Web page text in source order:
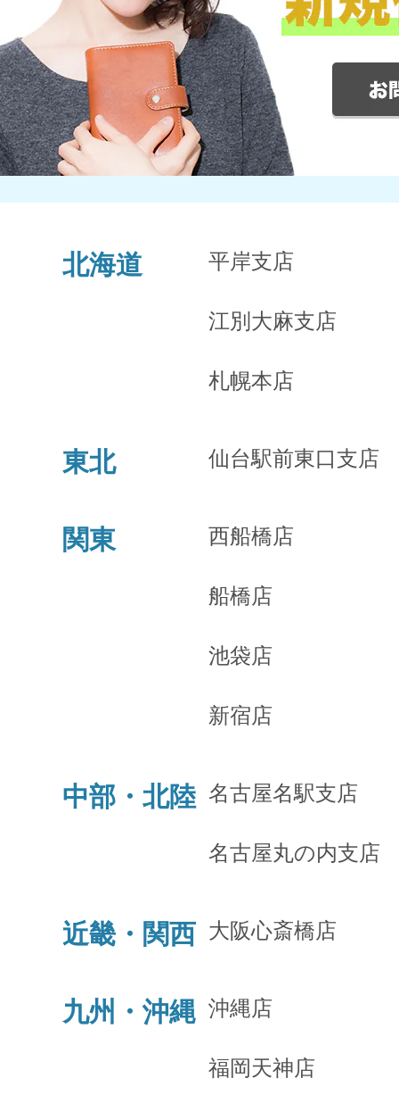
北海道 平岸支店
江別大麻支店
札幌本店
東北 仙台駅前東口支店
関東 西船橋店
船橋店
池袋店
新宿店
中部・北陸 名古屋名駅支店
名古屋丸の内支店
近畿・関西 大阪心斎橋店
九州・沖縄 沖縄店
福岡天神店